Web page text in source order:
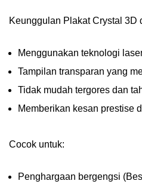
Keunggulan Plakat Crystal 3D
Menggunakan teknologi
Tampilan transparan yang
Tidak mudah tergores dan
Memberikan kesan prestise
Cocok untuk:
Penghargaan bergengsi